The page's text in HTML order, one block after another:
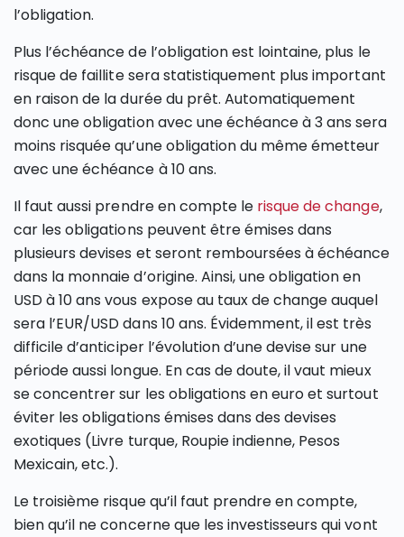
l’obligation.
Plus l’échéance de l’obligation est lointaine, plus le
risque de faillite sera statistiquement plus important
en raison de la durée du prêt. Automatiquement
donc une obligation avec une échéance à 3 ans sera
moins risquée qu’une obligation du même émetteur
avec une échéance à 10 ans.
Il faut aussi prendre en compte le risque de change,
car les obligations peuvent être émises dans
plusieurs devises et seront remboursées à échéance
dans la monnaie d’origine. Ainsi, une obligation en
USD à 10 ans vous expose au taux de change auquel
sera l’EUR/USD dans 10 ans. Évidemment, il est très
difficile d’anticiper l’évolution d’une devise sur une
période aussi longue. En cas de doute, il vaut mieux
se concentrer sur les obligations en euro et surtout
éviter les obligations émises dans des devises
exotiques (Livre turque, Roupie indienne, Pesos
Mexicain, etc.).
Le troisième risque qu’il faut prendre en compte,
bien qu’il ne concerne que les investisseurs qui vont